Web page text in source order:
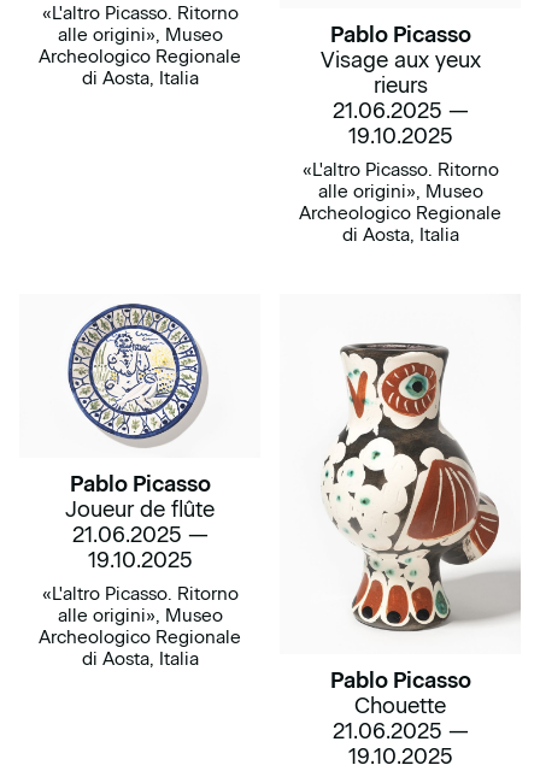
«L'altro Picasso. Ritorno
alle origini», Museo
Archeologico Regionale
di Aosta, Italia
Pablo Picasso
Visage aux yeux
rieurs
21.06.2025 —
19.10.2025
«L'altro Picasso. Ritorno
alle origini», Museo
Archeologico Regionale
di Aosta, Italia
Pablo Picasso
Joueur de flûte
21.06.2025 —
19.10.2025
«L'altro Picasso. Ritorno
alle origini», Museo
Archeologico Regionale
di Aosta, Italia
Pablo Picasso
Chouette
21.06.2025 —
19.10.2025